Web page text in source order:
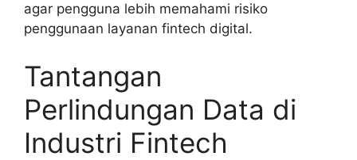
agar pengguna lebih memahami risiko
penggunaan layanan fintech digital.
Tantangan
Perlindungan Data di
Industri Fintech